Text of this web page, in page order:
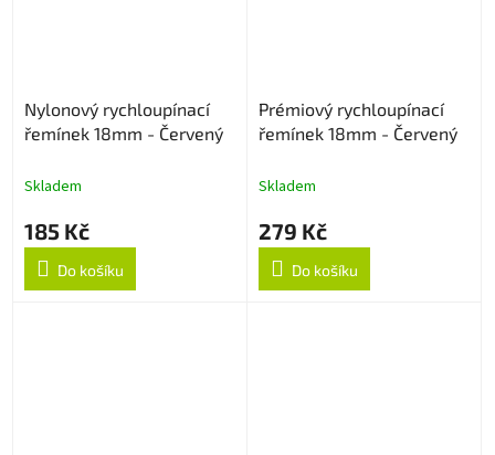
Nylonový rychloupínací
řemínek 18mm - Červený
Skladem
185 Kč
Do košíku
Prémiový rychloupínací
řemínek 18mm - Červený
Skladem
279 Kč
Do košíku